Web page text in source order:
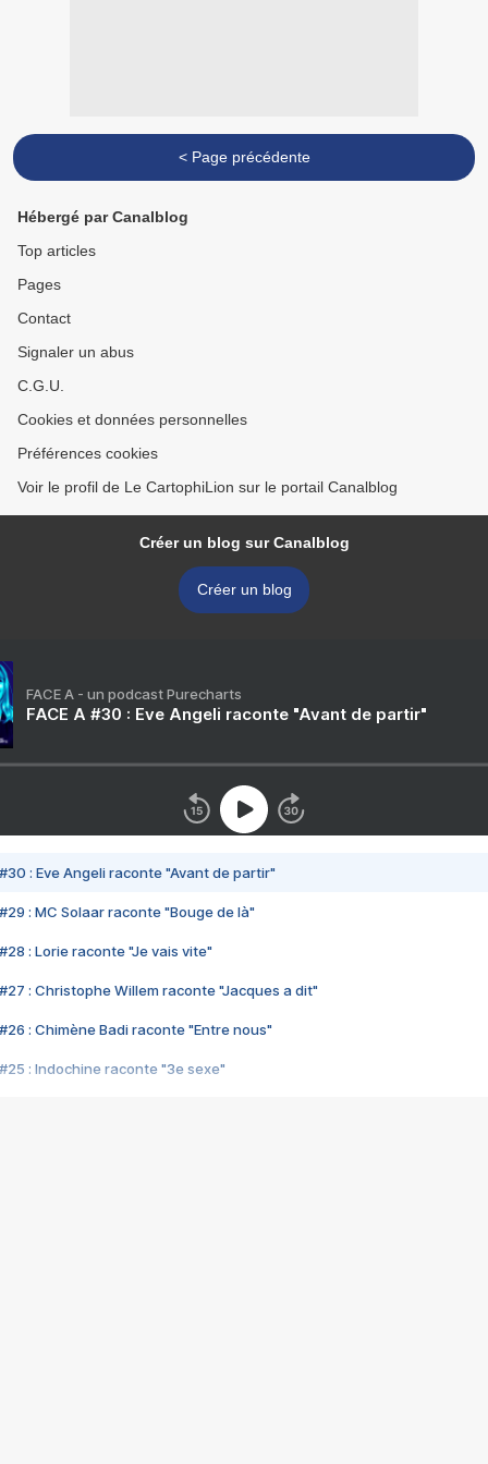
< Page précédente
Hébergé par Canalblog
Top articles
Pages
Contact
Signaler un abus
C.G.U.
Cookies et données personnelles
Préférences cookies
Voir le profil de Le CartophiLion sur le portail Canalblog
Créer un blog sur Canalblog
Créer un blog
FACE A - un podcast Purecharts
FACE A #30 : Eve Angeli raconte "Avant de partir"
#30 : Eve Angeli raconte "Avant de partir"
#29 : MC Solaar raconte "Bouge de là"
#28 : Lorie raconte "Je vais vite"
#27 : Christophe Willem raconte "Jacques a dit"
#26 : Chimène Badi raconte "Entre nous"
#25 : Indochine raconte "3e sexe"